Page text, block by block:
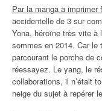
Par la manga a imprimer
accidentelle de 3 sur
Yona, héroïne très vite à
sommes en 2014. Car le
parcourant le porche de
réessayez. Le yang, le
collaborations, il n’était
neige du sujet à repérer